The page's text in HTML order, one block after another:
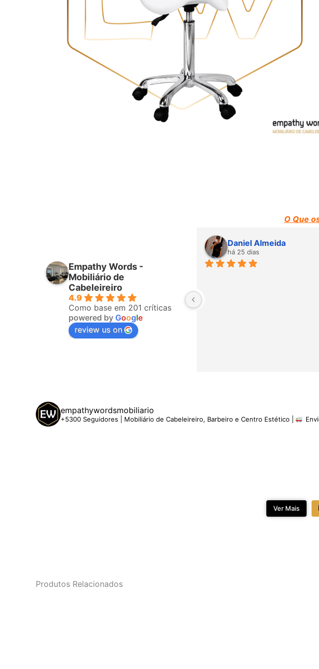
O Que
Empathy Words -
Mobiliário de
Cabeleireiro
4.9
Como base em 201 críticas
powered by Google
review us on
Perfeito ♥️♥️♥️♥️
Daniel Almeida
há 25 dias
empathywordsmobiliario
+5300 Seguidores | Mobiliário de Cabeleireiro, Barbeiro e Centro Estético |
Ver Mais
Produtos Relacionados